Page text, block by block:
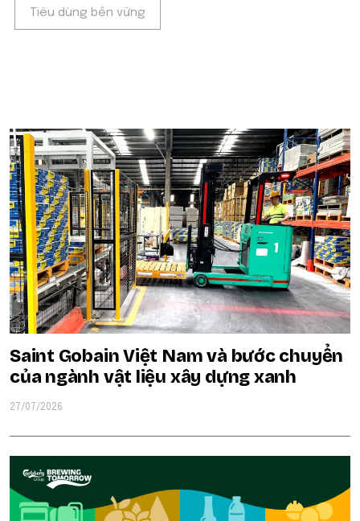
Tiêu dùng bền vững
Saint Gobain Việt Nam và bước chuyển
của ngành vật liệu xây dựng xanh
27/07/2026